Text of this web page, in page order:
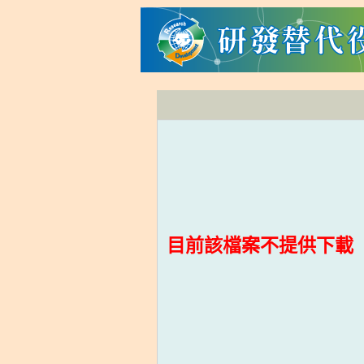
目前該檔案不提供下載